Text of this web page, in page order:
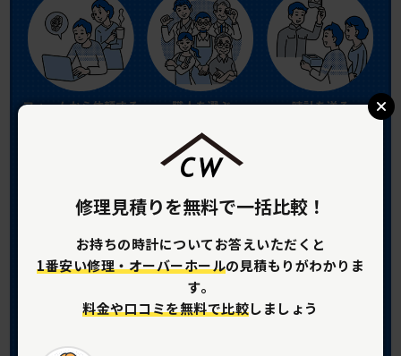
修理見積りを無料で一括比較！
お持ちの時計についてお答えいただくと
1番安い修理・オーバーホールの見積もりがわかりま
す。
料金や口コミを無料で比較しましょう